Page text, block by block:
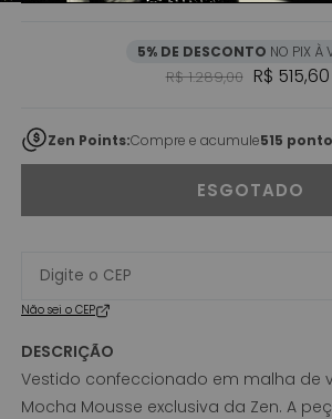
5% DE DESCONTO NO PIX À
Preço normal
R$ 1.289,00 Preço
R$ 515,60
Zen Points:Compre e acumule515
ESGOTADO
Não sei o CEP
DESCRIÇÃO
Vestido confeccionado em malha de
Mocha Mousse exclusiva da Zen. A